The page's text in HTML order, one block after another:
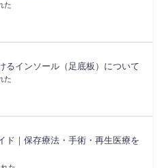
た
るインソール（足底板）について
た
ド｜保存療法・手術・再生医療を